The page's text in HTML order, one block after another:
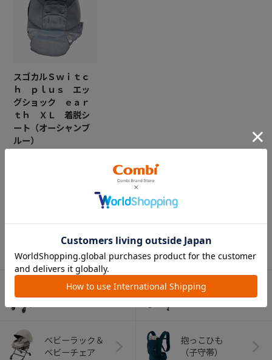
スゴカルＳｗｉｔｃ
ｈ ｐｌｕｓ エッ
グショック ｅａｒ
ｔｈ ＸＬ 着脱シ
ート（オーシャンブ
ルー）
CATEGORY
（コンビ）
ベビーカー チャイルドシート
ベビーラック＆
ベビーチェア
抱っこひも
（子守帯）